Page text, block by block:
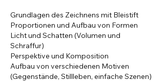
Grundlagen des Zeichnens mit Bleistift
Proportionen und Aufbau von Formen
Licht und Schatten (Volumen und
Schraffur)
Perspektive und Komposition
Aufbau von verschiedenen Motiven
(Gegenstände, Stillleben, einfache Szenen)